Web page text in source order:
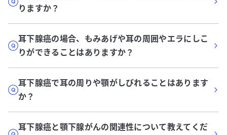
りますか？
耳下腺癌の場合、もみあげや耳の周囲やエラにしこ
りができることはありますか？
耳下腺癌で耳の周りや顎がしびれることはあります
か？
耳下腺癌と顎下腺がんの関連性について教えてくだ